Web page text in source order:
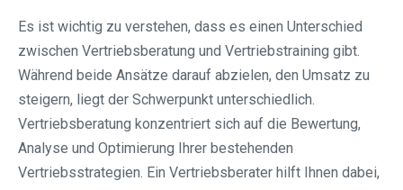
Es ist wichtig zu verstehen, dass es einen Unterschied
zwischen Vertriebsberatung und Vertriebstraining gibt.
Während beide Ansätze darauf abzielen, den Umsatz zu
steigern, liegt der Schwerpunkt unterschiedlich.
Vertriebsberatung konzentriert sich auf die Bewertung,
Analyse und Optimierung Ihrer bestehenden
Vertriebsstrategien. Ein Vertriebsberater hilft Ihnen dabei,